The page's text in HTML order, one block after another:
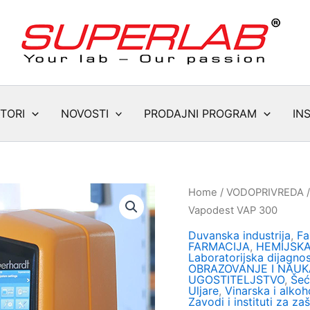
NOVOSTI PRODAJNI PROGRAM
Home / VODOPRIVREDA /
Vapodest VAP 300
Duvanska industrija,
FARMACIJA,
Laboratorijska
OBRAZOVANJE I
UGOSTITELJSTVO,
Uljare, Vinarska i
Zavodi i instituti za